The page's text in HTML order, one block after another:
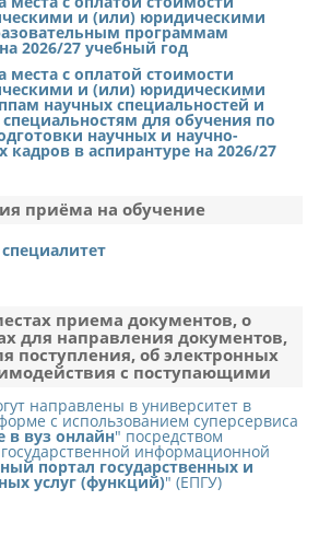
заочная
326849
3
государственное бюджетное
"Канал имени Москвы"
г. Москва
2
судового электрооборудования и
автоматики
судового электрооборудования и
заочная
276916
и (или) юридическими
программам
2026/27 учебный год
места с оплатой стоимости
и (или) юридическими
научных специальностей и
для обучения по
научных и научно-
кадров в аспирантуре на 2026/27
приёма на обучение
приема документов, о
для направления документов,
поступления, об электронных
с поступающими
направлены в университет в
с использованием суперсервиса
в вуз онлайн" посредством
информационной
портал государственных и
услуг (функций)" (ЕПГУ)